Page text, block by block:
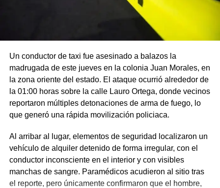
Un conductor de taxi fue asesinado a balazos la
madrugada de este jueves en la colonia Juan Morales, en
la zona oriente del estado. El ataque ocurrió alrededor de
la 01:00 horas sobre la calle Lauro Ortega, donde vecinos
reportaron múltiples detonaciones de arma de fuego, lo
que generó una rápida movilización policiaca.
Al arribar al lugar, elementos de seguridad localizaron un
vehículo de alquiler detenido de forma irregular, con el
conductor inconsciente en el interior y con visibles
manchas de sangre. Paramédicos acudieron al sitio tras
el reporte, pero únicamente confirmaron que el hombre,